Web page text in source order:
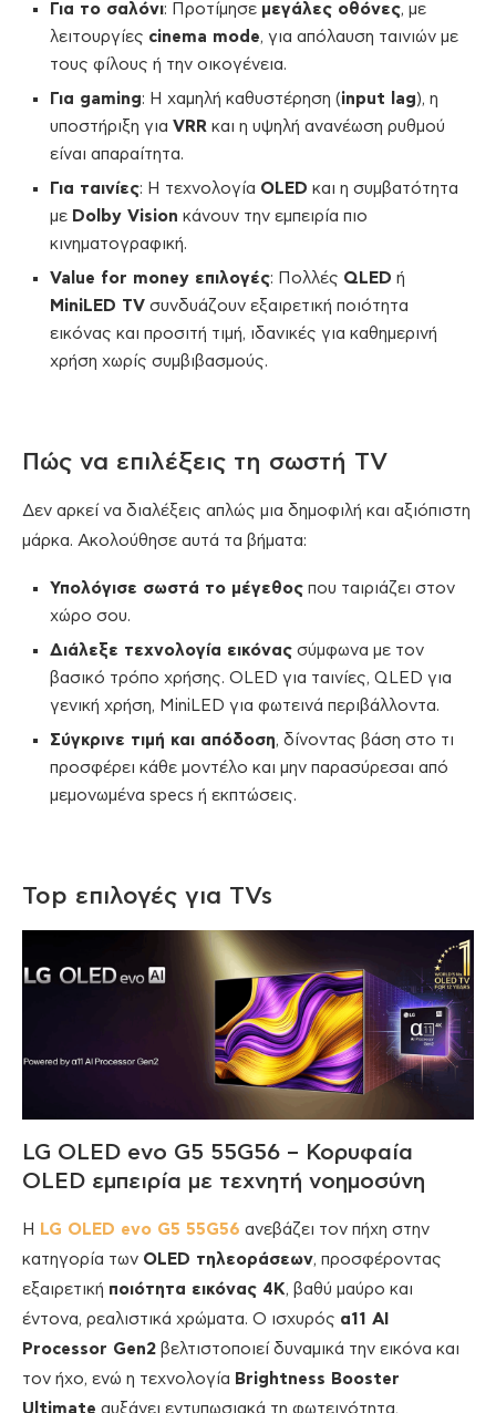
Για το σαλόνι: Προτίμησε μεγάλες οθόνες, με
λειτουργίες cinema mode, για απόλαυση ταινιών με
τους φίλους ή την οικογένεια.
Για gaming: Η χαμηλή καθυστέρηση (input lag), η
υποστήριξη για VRR και η υψηλή ανανέωση ρυθμού
είναι απαραίτητα.
Για ταινίες: Η τεχνολογία OLED και η συμβατότητα
με Dolby Vision κάνουν την εμπειρία πιο
κινηματογραφική.
Value for money επιλογές: Πολλές QLED ή
MiniLED TV συνδυάζουν εξαιρετική ποιότητα
εικόνας και προσιτή τιμή, ιδανικές για καθημερινή
χρήση χωρίς συμβιβασμούς.
Πώς να επιλέξεις τη σωστή TV
Δεν αρκεί να διαλέξεις απλώς μια δημοφιλή και αξιόπιστη
μάρκα. Ακολούθησε αυτά τα βήματα:
Υπολόγισε σωστά το μέγεθος που ταιριάζει στον
χώρο σου.
Διάλεξε τεχνολογία εικόνας σύμφωνα με τον
βασικό τρόπο χρήσης. OLED για ταινίες, QLED για
γενική χρήση, MiniLED για φωτεινά περιβάλλοντα.
Σύγκρινε τιμή και απόδοση, δίνοντας βάση στο τι
προσφέρει κάθε μοντέλο και μην παρασύρεσαι από
μεμονωμένα specs ή εκπτώσεις.
Top επιλογές για ΤVs
LG OLED evo G5 55G56 – Κορυφαία
OLED εμπειρία με τεχνητή νοημοσύνη
Η LG OLED evo G5 55G56 ανεβάζει τον πήχη στην
κατηγορία των OLED τηλεοράσεων, προσφέροντας
εξαιρετική ποιότητα εικόνας 4K, βαθύ μαύρο και
έντονα, ρεαλιστικά χρώματα. Ο ισχυρός α11 AI
Processor Gen2 βελτιστοποιεί δυναμικά την εικόνα και
τον ήχο, ενώ η τεχνολογία Brightness Booster
Ultimate αυξάνει εντυπωσιακά τη φωτεινότητα,